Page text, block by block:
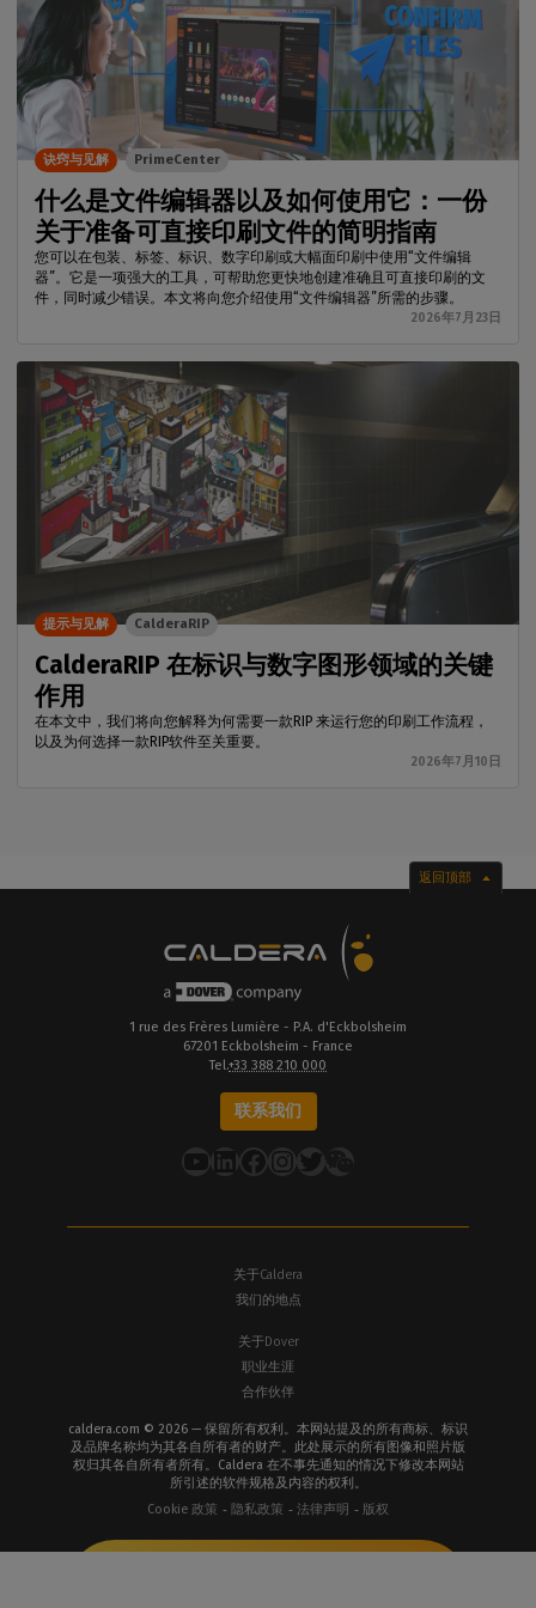
什么是文件编辑器以及如何使用它：一份
关于准备可直接印刷文件的简明指南
您可以在包装、标签、标识、数字印刷或大幅面印刷中使用“文件编辑
器”。它是一项强大的工具，可帮助您更快地创建准确且可直接印刷的文
件，同时减少错误。本文将向您介绍使用“文件编辑器”所需的步骤。
2026年7月23日
诀窍与见解 PrimeCenter
CalderaRIP 在标识与数字图形领域的关键
作用
在本文中，我们将向您解释为何需要一款RIP 来运行您的印刷工作流程，
以及为何选择一款RIP软件至关重要。
2026年7月10日
提示与见解 CalderaRIP
返回顶部
1 rue des Frères Lumière - P.A. d'Eckbolsheim
67201 Eckbolsheim - France
Tel.+33 388 210 000
联系我们
YouTube
LinkedIn
在 Facebook 上Instagram
推特
关于Caldera
我们的地点
关于Dover
职业生涯
合作伙伴
caldera.com © 2026 — 保留所有权利。本网站提及的所有商标、标识
及品牌名称均为其各自所有者的财产。此处展示的所有图像和照片版
权归其各自所有者所有。Caldera 在不事先通知的情况下修改本网站
所引述的软件规格及内容的权利。
Cookie 政策
隐私政策 法律声明 版权